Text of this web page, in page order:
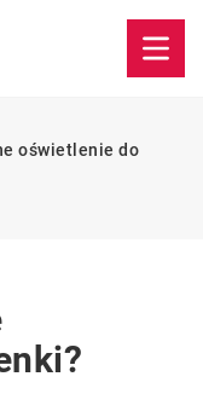
oświetlenie do